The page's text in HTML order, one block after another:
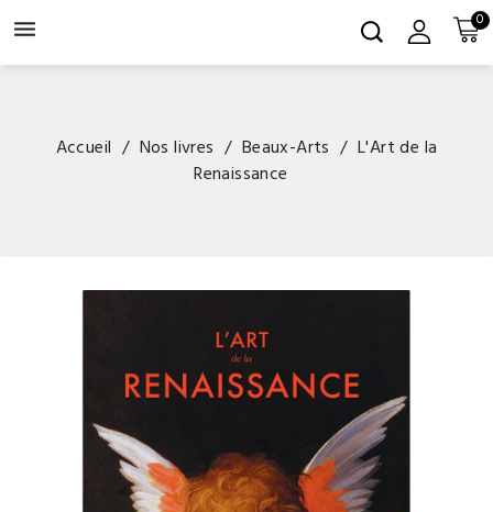
 0
Accueil Nos livres Beaux-Arts
L'Art de la
Renaissance